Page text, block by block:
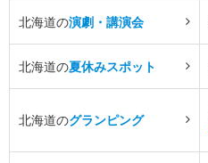
北海道の演劇・講演会
北海道の夏休みスポット
北海道のグランピング